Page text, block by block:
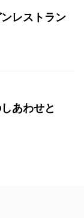
レストラン
あわせと